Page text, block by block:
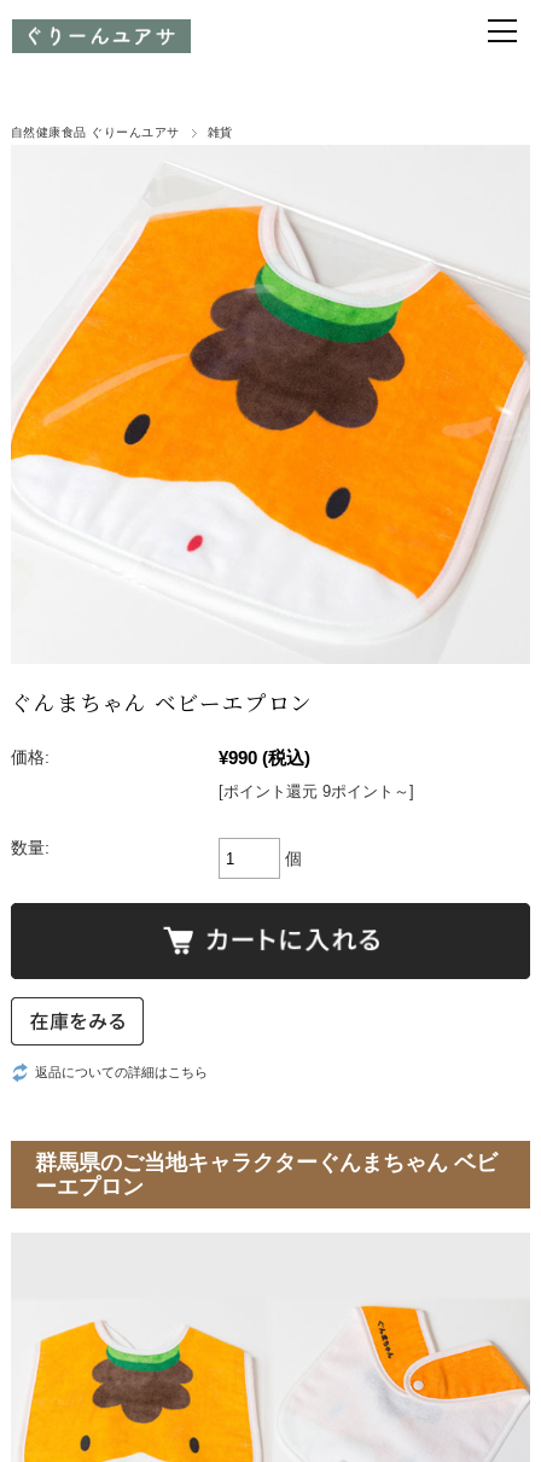
自然健康食品 ぐりーんユアサ 雑貨
ぐんまちゃん ベビーエプロン
価格: ¥990 (税込)
[ポイント還元 9ポイント～]
数量:
個
返品についての詳細はこちら
群馬県のご当地キャラクターぐんまちゃん ベビ
ーエプロン